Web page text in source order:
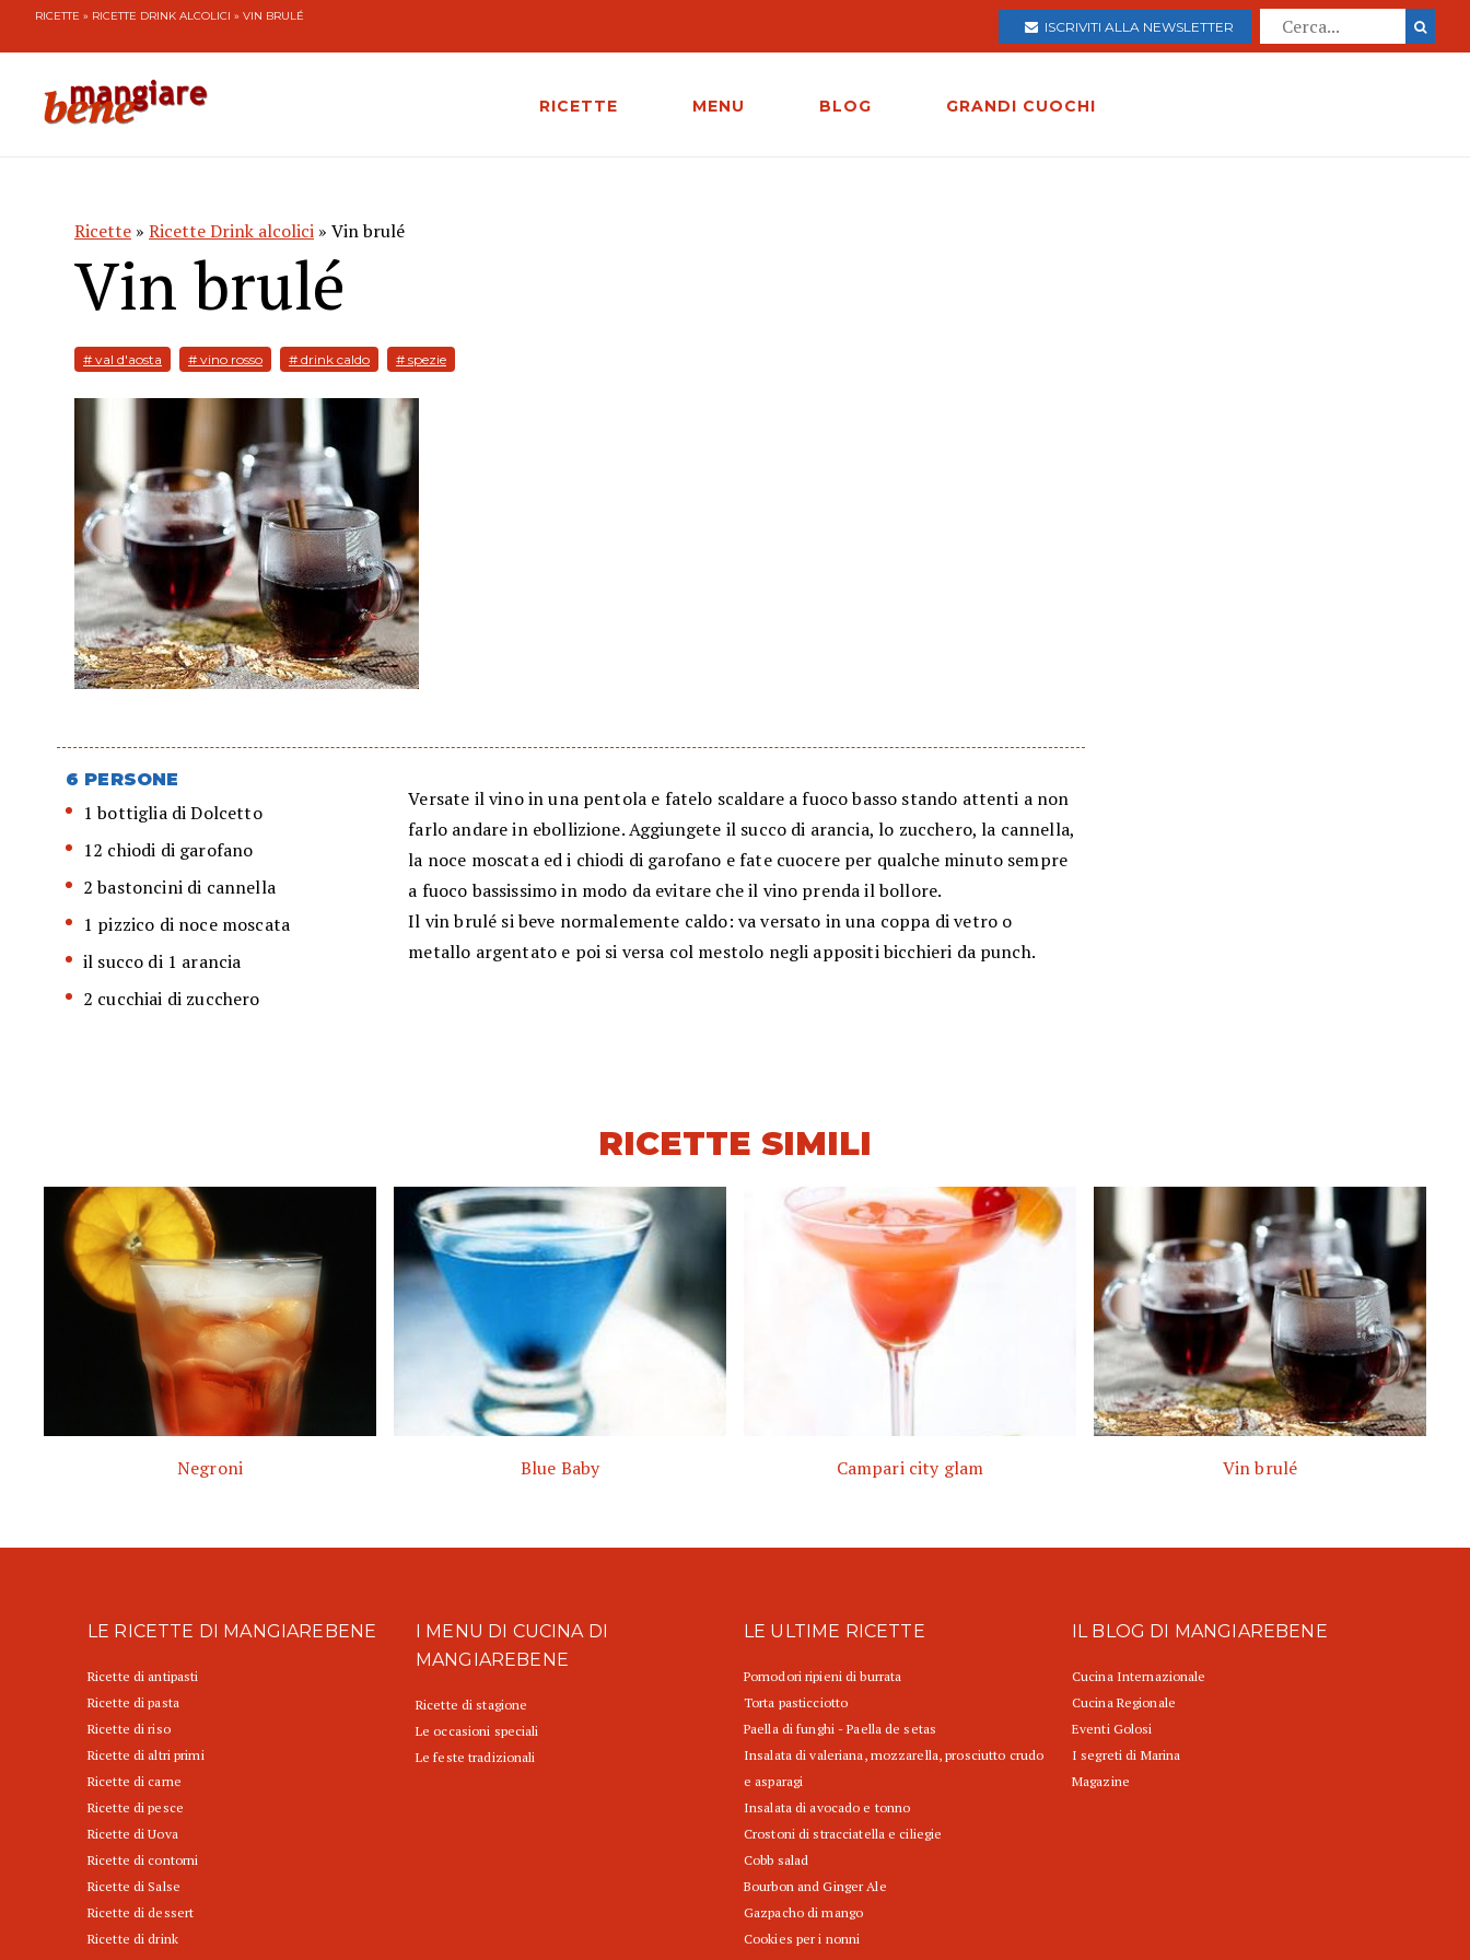
RICETTE » RICETTE DRINK ALCOLICI » VIN BRULÉ
ISCRIVITI ALLA NEWSLETTER
RICETTE MENU BLOG GRANDI CUOCHI
Ricette » Ricette Drink alcolici » Vin brulé
Vin brulé
# val d'aosta # vino rosso # drink caldo # spezie
6 PERSONE
1 bottiglia di Dolcetto
12 chiodi di garofano
2 bastoncini di cannella
1 pizzico di noce moscata
il succo di 1 arancia
2 cucchiai di zucchero
Versate il vino in una pentola e fatelo scaldare a fuoco basso stando attenti a non
farlo andare in ebollizione. Aggiungete il succo di arancia, lo zucchero, la cannella,
la noce moscata ed i chiodi di garofano e fate cuocere per qualche minuto sempre
a fuoco bassissimo in modo da evitare che il vino prenda il bollore.
Il vin brulé si beve normalemente caldo: va versato in una coppa di vetro o
metallo argentato e poi si versa col mestolo negli appositi bicchieri da punch.
RICETTE SIMILI
Negroni Blue Baby Campari city glam Vin brulé
LE RICETTE DI MANGIAREBENE
Ricette di antipasti
Ricette di pasta
Ricette di riso
Ricette di altri primi
Ricette di carne
Ricette di pesce
Ricette di Uova
Ricette di contorni
Ricette di Salse
Ricette di dessert
Ricette di drink
I MENU DI CUCINA DI
MANGIAREBENE
Ricette di stagione
Le occasioni speciali
Le feste tradizionali
LE ULTIME RICETTE
Pomodori ripieni di burrata
Torta pasticciotto
Paella di funghi - Paella de setas
Insalata di valeriana, mozzarella, prosciutto crudo
e asparagi
Insalata di avocado e tonno
Crostoni di stracciatella e ciliegie
Cobb salad
Bourbon and Ginger Ale
Gazpacho di mango
Cookies per i nonni
IL BLOG DI MANGIAREBENE
Cucina Internazionale
Cucina Regionale
Eventi Golosi
I segreti di Marina
Magazine